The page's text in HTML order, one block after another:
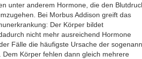
unter anderem Hormone, die den
Bei Morbus Addison greift das
Der Körper bildet
nicht mehr ausreichend Hormone
Fälle die häufigste Ursache der
Körper fehlen dann gleich mehrere